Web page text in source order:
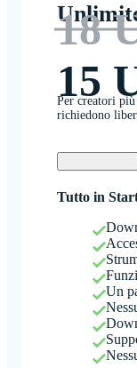
18
15
Per creatori più
richiedono
Tutto in
Un